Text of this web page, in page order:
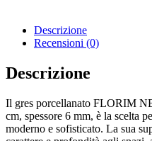
Descrizione
Recensioni (0)
Descrizione
Il gres porcellanato FLORIM
cm, spessore 6 mm, è la scelta
moderno e sofisticato. La sua